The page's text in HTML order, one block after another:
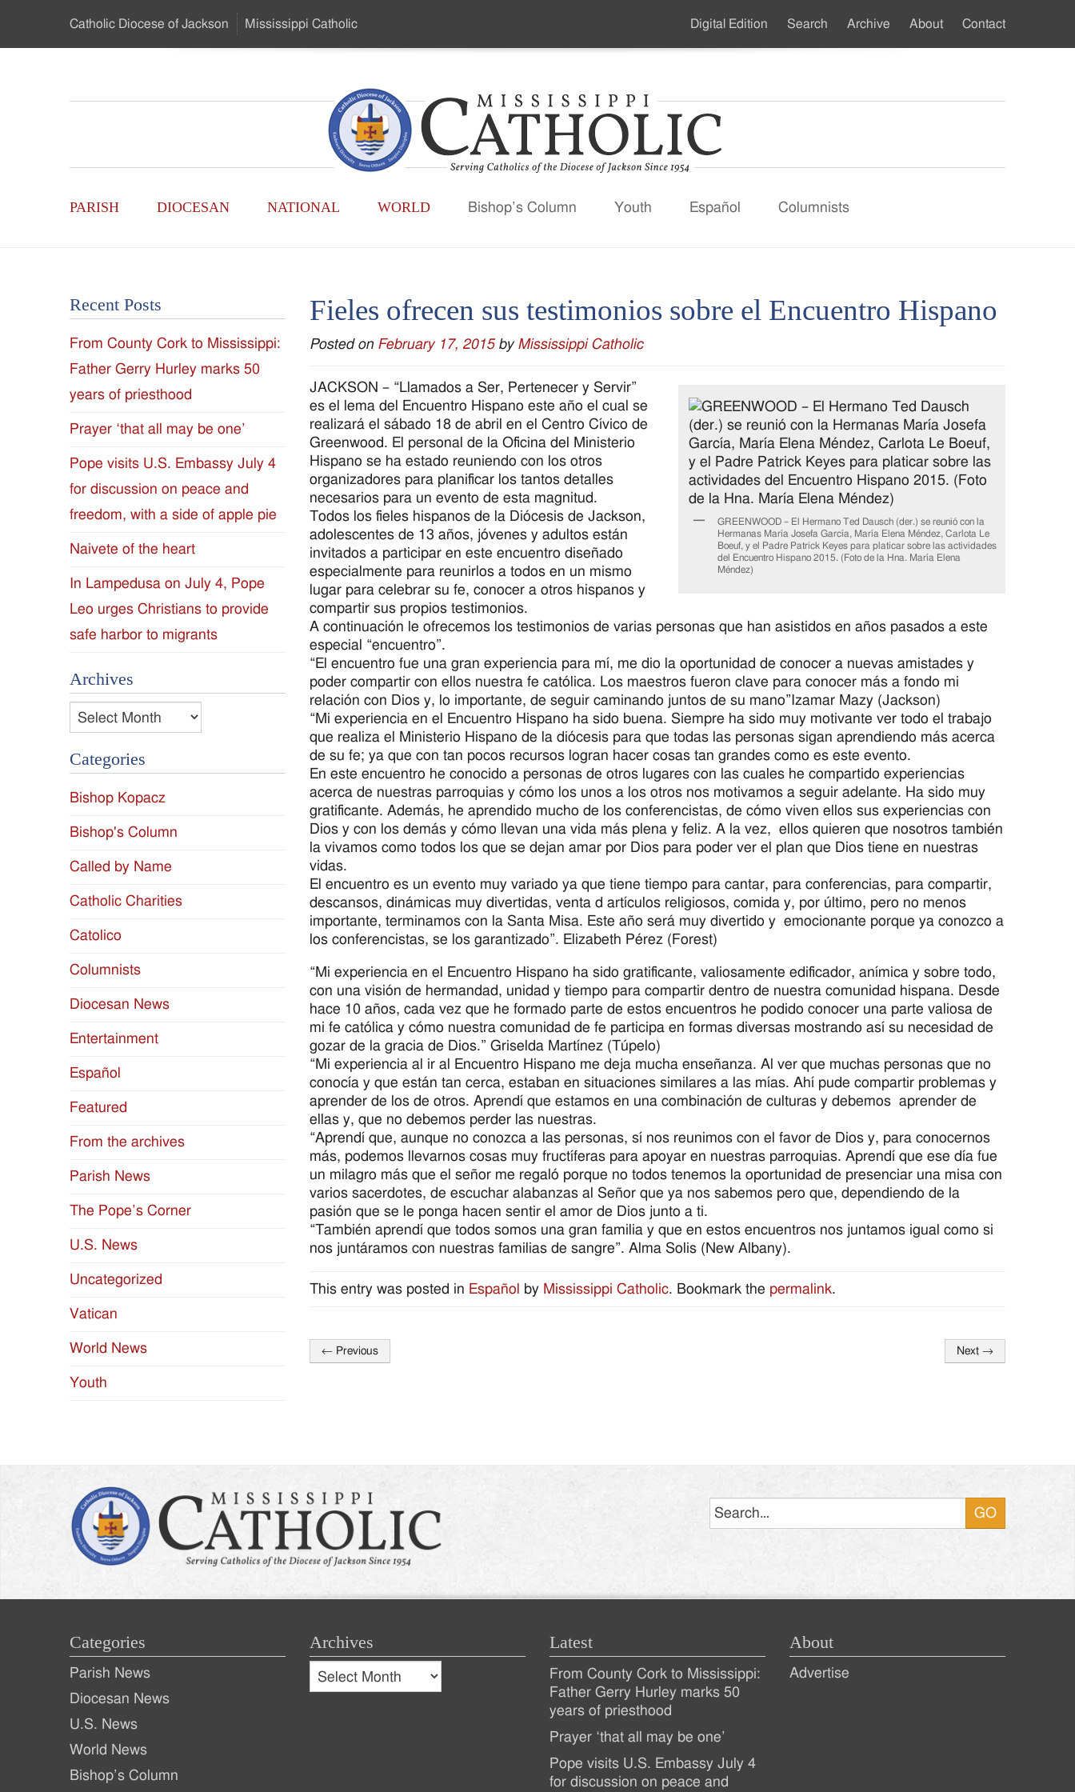
…
Catholic Diocese of Jackson Mississippi Catholic
Catholic
-
of
the
Diocese
of
Jackson
Since
1954
Main
PARISH DIOCESAN NATIONAL WORLD Bishop’s Column Youth Español Columnists
Secondary
Digital Edition Search Archive About Contact
Fieles ofrecen sus testimonios sobre el Encuentro Hispano
Posted on February 17, 2015 by Mississippi Catholic
GREENWOOD – El Hermano Ted Dausch (der.) se reunió con la
Hermanas María Josefa García, María Elena Méndez, Carlota Le
Boeuf, y el Padre Patrick Keyes para platicar sobre las actividades
del Encuentro Hispano 2015. (Foto de la Hna. María Elena
Méndez)
JACKSON – “Llamados a Ser, Pertenecer y Servir”
es el lema del Encuentro Hispano este año el cual se
realizará el sábado 18 de abril en el Centro Cívico de
Greenwood. El personal de la Oficina del Ministerio
Hispano se ha estado reuniendo con los otros
organizadores para planificar los tantos detalles
necesarios para un evento de esta magnitud.
Todos los fieles hispanos de la Diócesis de Jackson,
adolescentes de 13 años, jóvenes y adultos están
invitados a participar en este encuentro diseñado
especialmente para reunirlos a todos en un mismo
lugar para celebrar su fe, conocer a otros hispanos y
compartir sus propios testimonios.
A continuación le ofrecemos los testimonios de varias personas que han asistidos en años pasados a este
especial “encuentro”.
“El encuentro fue una gran experiencia para mí, me dio la oportunidad de conocer a nuevas amistades y
poder compartir con ellos nuestra fe católica. Los maestros fueron clave para conocer más a fondo mi
relación con Dios y, lo importante, de seguir caminando juntos de su mano”Izamar Mazy (Jackson)
“Mi experiencia en el Encuentro Hispano ha sido buena. Siempre ha sido muy motivante ver todo el trabajo
que realiza el Ministerio Hispano de la diócesis para que todas las personas sigan aprendiendo más acerca
de su fe; ya que con tan pocos recursos logran hacer cosas tan grandes como es este evento.
En este encuentro he conocido a personas de otros lugares con las cuales he compartido experiencias
acerca de nuestras parroquias y cómo los unos a los otros nos motivamos a seguir adelante. Ha sido muy
gratificante. Además, he aprendido mucho de los conferencistas, de cómo viven ellos sus experiencias con
Dios y con los demás y cómo llevan una vida más plena y feliz. A la vez, ellos quieren que nosotros también
la vivamos como todos los que se dejan amar por Dios para poder ver el plan que Dios tiene en nuestras
vidas.
El encuentro es un evento muy variado ya que tiene tiempo para cantar, para conferencias, para compartir,
descansos, dinámicas muy divertidas, venta d artículos religiosos, comida y, por último, pero no menos
importante, terminamos con la Santa Misa. Este año será muy divertido y emocionante porque ya conozco a
los conferencistas, se los garantizado”. Elizabeth Pérez (Forest)
“Mi experiencia en el Encuentro Hispano ha sido gratificante, valiosamente edificador, anímica y sobre todo,
con una visión de hermandad, unidad y tiempo para compartir dentro de nuestra comunidad hispana. Desde
hace 10 años, cada vez que he formado parte de estos encuentros he podido conocer una parte valiosa de
mi fe católica y cómo nuestra comunidad de fe participa en formas diversas mostrando así su necesidad de
gozar de la gracia de Dios.” Griselda Martínez (Túpelo)
“Mi experiencia al ir al Encuentro Hispano me deja mucha enseñanza. Al ver que muchas personas que no
conocía y que están tan cerca, estaban en situaciones similares a las mías. Ahí pude compartir problemas y
aprender de los de otros. Aprendí que estamos en una combinación de culturas y debemos aprender de
ellas y, que no debemos perder las nuestras.
“Aprendí que, aunque no conozca a las personas, sí nos reunimos con el favor de Dios y, para conocernos
más, podemos llevarnos cosas muy fructíferas para apoyar en nuestras parroquias. Aprendí que ese día fue
un milagro más que el señor me regaló porque no todos tenemos la oportunidad de presenciar una misa con
varios sacerdotes, de escuchar alabanzas al Señor que ya nos sabemos pero que, dependiendo de la
pasión que se le ponga hacen sentir el amor de Dios junto a ti.
“También aprendí que todos somos una gran familia y que en estos encuentros nos juntamos igual como si
nos juntáramos con nuestras familias de sangre”. Alma Solis (New Albany).
This entry was posted in Español by Mississippi Catholic. Bookmark the permalink.
Post
← Previous Next →
Recent Posts
From County Cork to Mississippi:
Father Gerry Hurley marks 50
years of priesthood
Prayer ‘that all may be one’
Pope visits U.S. Embassy July 4
for discussion on peace and
freedom, with a side of apple pie
Naivete of the heart
In Lampedusa on July 4, Pope
Leo urges Christians to provide
safe harbor to migrants
Archives
Archives
Categories
Bishop Kopacz
Bishop's Column
Called by Name
Catholic Charities
Catolico
Columnists
Diocesan News
Entertainment
Español
Featured
From the archives
Parish News
The Pope’s Corner
U.S. News
Uncategorized
Vatican
World News
Youth
Categories
Parish News
Diocesan News
U.S. News
World News
Bishop’s Column
Archives
Archives
Archives
Latest
Recent
Posts
From County Cork to Mississippi:
Father Gerry Hurley marks 50
years of priesthood
Prayer ‘that all may be one’
Pope visits U.S. Embassy July 4
for discussion on peace and
About
Advertise